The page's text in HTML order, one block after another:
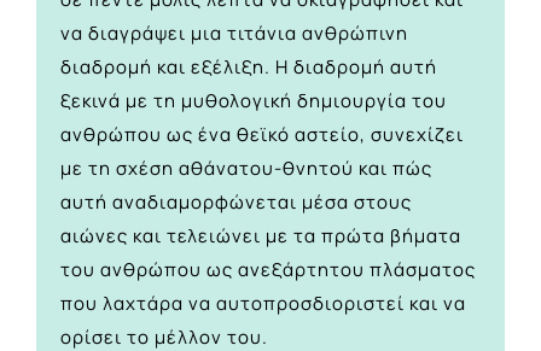
να διαγράψει μια τιτάνια ανθρώπινη
διαδρομή και εξέλιξη. Η διαδρομή αυτή
ξεκινά με τη μυθολογική δημιουργία του
ανθρώπου ως ένα θεϊκό αστείο, συνεχίζει
με τη σχέση αθάνατου-θνητού και πώς
αυτή αναδιαμορφώνεται μέσα στους
αιώνες και τελειώνει με τα πρώτα βήματα
του ανθρώπου ως ανεξάρτητου πλάσματος
που λαχτάρα να αυτοπροσδιοριστεί και να
ορίσει το μέλλον του.